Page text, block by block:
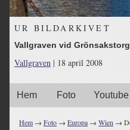
UR BILDARKIVET
Vallgraven vid
Vallgraven | 18 april 2008
Hem Foto Youtube
Hem → Foto → Europa → Wien →